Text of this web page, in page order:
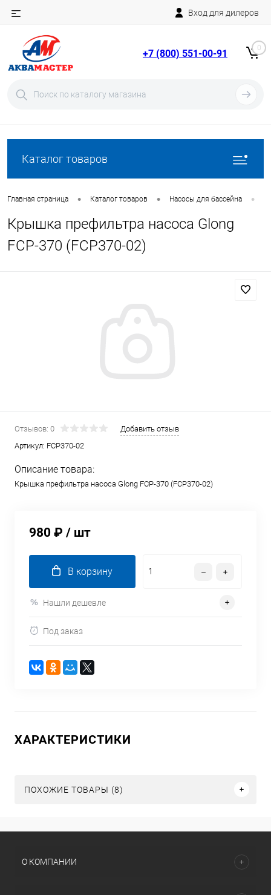
Вход для дилеров
+7 (800) 551-00-91 0
Каталог товаров
Главная страница • Каталог товаров • Насосы для бассейна •
Крышка префильтра насоса Glong
FCP-370 (FCP370-02)
Отзывов: 0
Добавить отзыв
Артикул: FCP370-02
Описание товара:
Крышка префильтра насоса Glong FCP-370 (FCP370-02)
980 ₽ / шт
В корзину
Нашли дешевле
Под заказ
ХАРАКТЕРИСТИКИ
ПОХОЖИЕ ТОВАРЫ (8)
О КОМПАНИИ